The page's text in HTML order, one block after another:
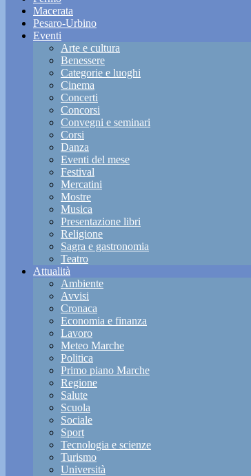
Macerata
Pesaro-Urbino
Eventi
Arte e cultura
Benessere
Categorie e luoghi
Cinema
Concerti
Concorsi
Convegni e seminari
Corsi
Danza
Eventi del mese
Festival
Mercatini
Mostre
Musica
Presentazione libri
Religione
Sagra e gastronomia
Teatro
Attualità
Ambiente
Avvisi
Cronaca
Economia e finanza
Lavoro
Meteo Marche
Politica
Primo piano Marche
Regione
Salute
Scuola
Sociale
Sport
Tecnologia e scienze
Turismo
Università